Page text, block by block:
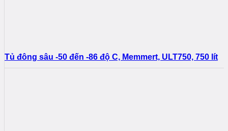
Tủ đông sâu -50 đến -86 độ C, Memmert, ULT750, 750 lít